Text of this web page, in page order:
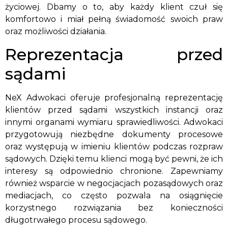
życiowej. Dbamy o to, aby każdy klient czuł się
komfortowo i miał pełną świadomość swoich praw
oraz możliwości działania.
Reprezentacja przed
sądami
NeX Adwokaci oferuje profesjonalną reprezentację
klientów przed sądami wszystkich instancji oraz
innymi organami wymiaru sprawiedliwości. Adwokaci
przygotowują niezbędne dokumenty procesowe
oraz występują w imieniu klientów podczas rozpraw
sądowych. Dzięki temu klienci mogą być pewni, że ich
interesy są odpowiednio chronione. Zapewniamy
również wsparcie w negocjacjach pozasądowych oraz
mediacjach, co często pozwala na osiągnięcie
korzystnego rozwiązania bez konieczności
długotrwałego procesu sądowego.